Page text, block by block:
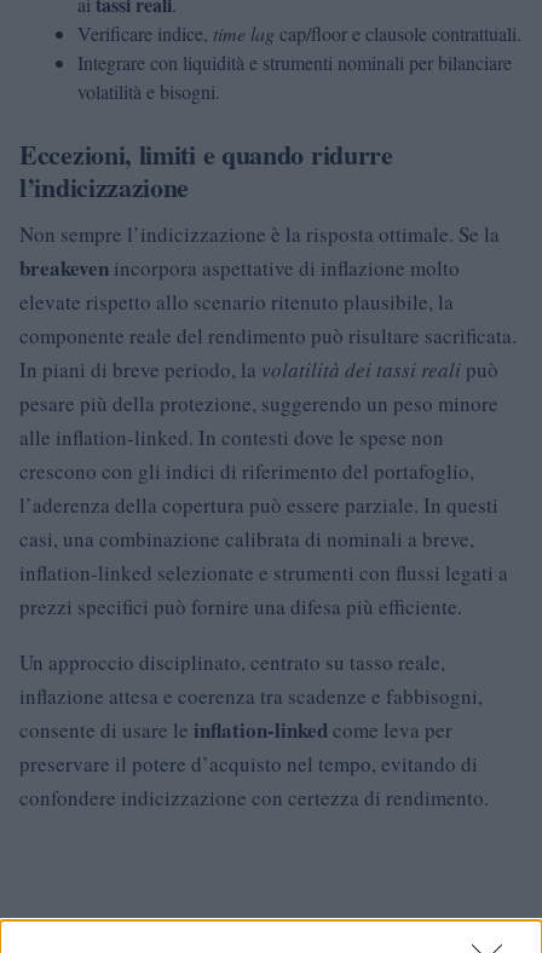
Verificare indice, time lag cap/floor e clausole contrattuali.
Integrare con liquidità e strumenti nominali per bilanciare
volatilità e bisogni.
Eccezioni, limiti e quando ridurre
l’indicizzazione
Non sempre l’indicizzazione è la risposta ottimale. Se la
breakeven incorpora aspettative di inflazione molto
elevate rispetto allo scenario ritenuto plausibile, la
componente reale del rendimento può risultare sacrificata.
In piani di breve periodo, la volatilità dei tassi reali può
pesare più della protezione, suggerendo un peso minore
alle inflation-linked. In contesti dove le spese non
crescono con gli indici di riferimento del portafoglio,
l’aderenza della copertura può essere parziale. In questi
casi, una combinazione calibrata di nominali a breve,
inflation-linked selezionate e strumenti con flussi legati a
prezzi specifici può fornire una difesa più efficiente.
Un approccio disciplinato, centrato su tasso reale,
inflazione attesa e coerenza tra scadenze e fabbisogni,
consente di usare le inflation-linkedcome leva per
preservare il potere d’acquisto nel tempo, evitando di
confondere indicizzazione con certezza di rendimento.